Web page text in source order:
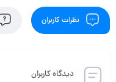
نظرات کاربران
دیدگاه کاربران